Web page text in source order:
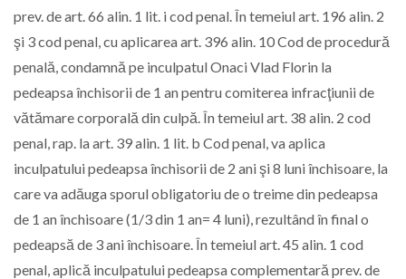
prev. de art. 66 alin. 1 lit. i cod penal. În temeiul art. 196 alin. 2
şi 3 cod penal, cu aplicarea art. 396 alin. 10 Cod de procedură
penală, condamnă pe inculpatul Onaci Vlad Florin la
pedeapsa închisorii de 1 an pentru comiterea infracţiunii de
vătămare corporală din culpă. În temeiul art. 38 alin. 2 cod
penal, rap. la art. 39 alin. 1 lit. b Cod penal, va aplica
inculpatului pedeapsa închisorii de 2 ani şi 8 luni închisoare, la
care va adăuga sporul obligatoriu de o treime din pedeapsa
de 1 an închisoare (1/3 din 1 an= 4 luni), rezultând în final o
pedeapsă de 3 ani închisoare. În temeiul art. 45 alin. 1 cod
penal, aplică inculpatului pedeapsa complementară prev. de